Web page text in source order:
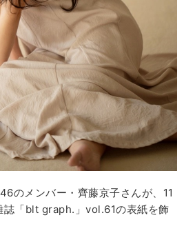
のメンバー・齊藤京子さんが、11
誌「blt graph.」vol.61の表紙を飾